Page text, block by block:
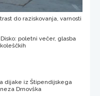
do raziskovanja, varnosti
poletni večer, glasba
dijake iz Štipendijskega
Drnovška